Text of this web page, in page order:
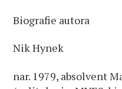
Biografie autora
Nik Hynek
nar. 1979, absolvent